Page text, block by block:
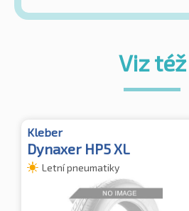
Viz též
Kleber
Dynaxer HP5 XL
Letní pneumatiky